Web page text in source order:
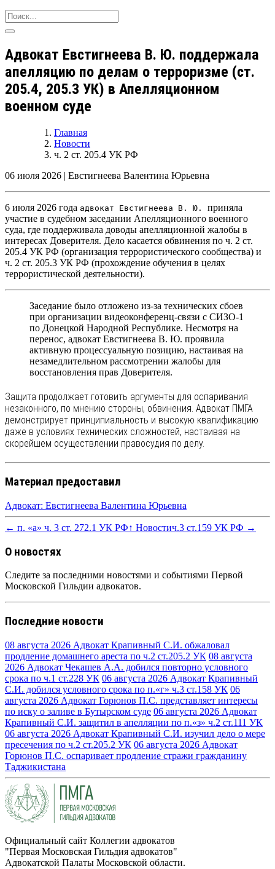
Адвокат Евстигнеева В. Ю. поддержала
апелляцию по делам о терроризме (ст.
205.4, 205.3 УК) в Апелляционном
военном суде
Главная
Новости
ч. 2 ст. 205.4 УК РФ
06 июля 2026 | Евстигнеева Валентина Юрьевна
6 июля 2026 года адвокат Евстигнеева В. Ю. приняла
участие в судебном заседании Апелляционного военного
суда, где поддерживала доводы апелляционной жалобы в
интересах Доверителя. Дело касается обвинения по ч. 2 ст.
205.4 УК РФ (организация террористического сообщества) и
ч. 2 ст. 205.3 УК РФ (прохождение обучения в целях
террористической деятельности).
Заседание было отложено из-за технических сбоев
при организации видеоконференц-связи с СИЗО-1
по Донецкой Народной Республике. Несмотря на
перенос, адвокат Евстигнеева В. Ю. проявила
активную процессуальную позицию, настаивая на
незамедлительном рассмотрении жалобы для
восстановления прав Доверителя.
Защита продолжает готовить аргументы для оспаривания
незаконного, по мнению стороны, обвинения. Адвокат ПМГА
демонстрирует принципиальность и высокую квалификацию
даже в условиях технических сложностей, настаивая на
скорейшем осуществлении правосудия по делу.
Материал предоставил
Адвокат: Евстигнеева Валентина Юрьевна
← п. «а» ч. 3 ст. 272.1 УК РФ↑ Новостич.3 ст.159 УК РФ →
О новостях
Следите за последними новостями и событиями Первой
Московской Гильдии адвокатов.
Последние новости
08 августа 2026 Адвокат Крапивный С.И. обжаловал
продление домашнего ареста по ч.2 ст.205.2 УК 08 августа
2026 Адвокат Чекашев А.А. добился повторно условного
срока по ч.1 ст.228 УК 06 августа 2026 Адвокат Крапивный
С.И. добился условного срока по п.«г» ч.3 ст.158 УК 06
августа 2026 Адвокат Горюнов П.С. представляет интересы
по иску о заливе в Бутырском суде 06 августа 2026 Адвокат
Крапивный С.И. защитил в апелляции по п.«з» ч.2 ст.111 УК
06 августа 2026 Адвокат Крапивный С.И. изучил дело о мере
пресечения по ч.2 ст.205.2 УК 06 августа 2026 Адвокат
Горюнов П.С. оспаривает продление стражи гражданину
Таджикистана
Официальный сайт Коллегии адвокатов
"Первая Московская Гильдия адвокатов"
Адвокатской Палаты Московской области.